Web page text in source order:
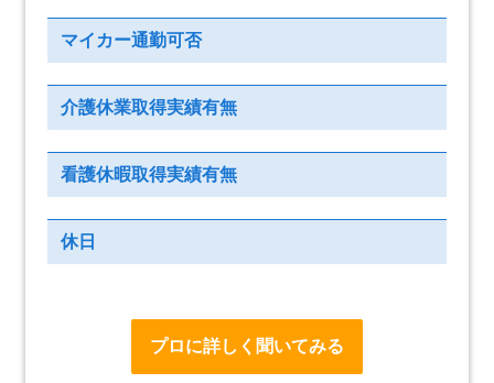
マイカー通勤可否
介護休業取得実績有無
看護休暇取得実績有無
休日
プロに詳しく聞いてみる